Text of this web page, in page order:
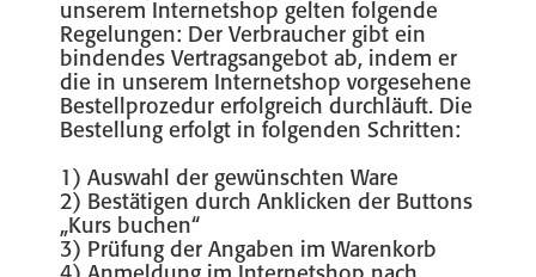
unserem Internetshop gelten folgende
Regelungen: Der Verbraucher gibt ein
bindendes Vertragsangebot ab, indem er
die in unserem Internetshop vorgesehene
Bestellprozedur erfolgreich durchläuft. Die
Bestellung erfolgt in folgenden Schritten:
1) Auswahl der gewünschten Ware
2) Bestätigen durch Anklicken der Buttons
„Kurs buchen“
3) Prüfung der Angaben im Warenkorb